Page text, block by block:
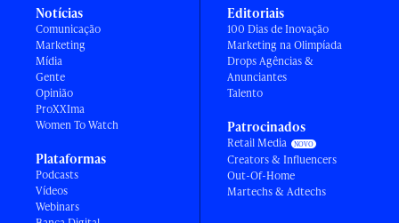
Notícias
Comunicação
Marketing
Mídia
Gente
Opinião
ProXXIma
Women To Watch
Plataformas
Podcasts
Vídeos
Webinars
Editoriais
100 Dias de Inovação
Marketing na Olimpíada
Drops Agências &
Anunciantes
Talento
Patrocinados
Retail Media
Creators & Influencers
Out-Of-Home
Martechs & Adtechs